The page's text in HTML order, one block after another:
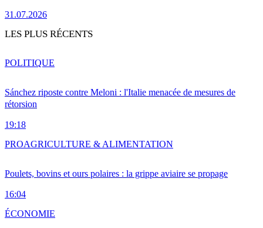
31.07.2026
LES PLUS RÉCENTS
Sánchez riposte contre Meloni : l'Italie menacée de mesures de
rétorsion
19:18
POLITIQUE
Poulets, bovins et ours polaires : la grippe aviaire se propage
16:04
PROAGRICULTURE & ALIMENTATION
ÉCONOMIE